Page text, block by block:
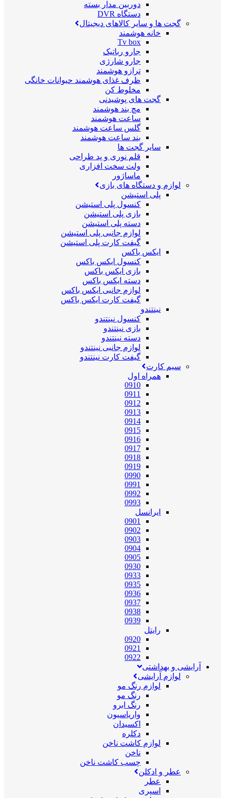
دوربین مدار بسته
دستگاه DVR
گجت ها و سایر کالاهای دیجیتال
خانه هوشمند
Tv box
جارو رباتیک
جارو شارژی
ترازو هوشمند
ظرف غذای هوشمند حیوانات خانگی
مخلوط کن
گجت های پوشیدنی
مچ بند هوشمند
ساعت هوشمند
گلس ساعت هوشمند
بند ساعت هوشمند
سایر گجت ها
قلم نوری و پد طراحی
ولت سخت افزاری
ماساژور
لوازم و دستگاه های بازی
پلی استیشن
کنسول پلی استیشن
بازی پلی استیشن
دسته پلی استیشن
لوازم جانبی پلی استیشن
گیفت کارت پلی استیشن
ایکس باکس
کنسول ایکس باکس
بازی ایکس باکس
دسته ایکس باکس
لوازم جانبی ایکس باکس
گیفت کارت ایکس باکس
نینتندو
کنسول نینتندو
بازی نینتندو
دسته نینتندو
لوازم جانبی نینتندو
گیفت کارت نینتندو
سیم کارت
همراه اول
0910
0911
0912
0913
0914
0915
0916
0917
0918
0919
0990
0991
0992
0993
ایرانسل
0901
0902
0903
0904
0905
0930
0933
0935
0936
0937
0938
0939
رایتل
0920
0921
0922
آرایشی و بهداشتی
لوازم آرایشی
لوازم رنگ مو
رنگ مو
رنگ ابرو
واریاسیون
اکسیدان
دکلره
لوازم کاشت ناخن
ناخن
چسب کاشت ناخن
عطر و ادکلن
عطر
اسپری